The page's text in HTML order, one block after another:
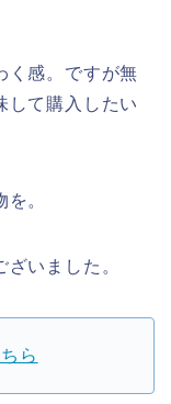
く感。ですが無
して購入したい
。
いました。
ら